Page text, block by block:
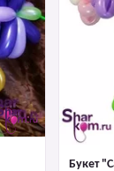
Букет